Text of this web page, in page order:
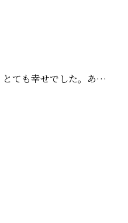
とても幸せでした。あ…